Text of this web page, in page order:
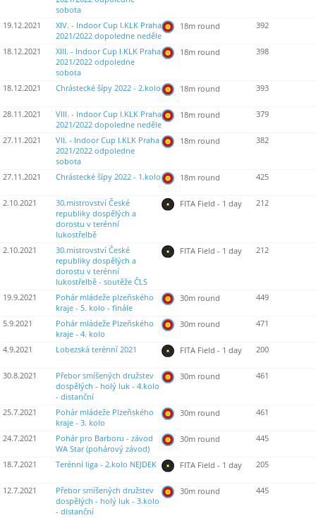
sobota
19.12.2021
XIV. - Indoor Cup I.KLK Praha
2021/2022 dopoledne neděle
18m round 392
18.12.2021
XIII. - Indoor Cup I.KLK Praha
2021/2022 odpoledne
sobota
18m round 398
18.12.2021 Chrástecké šípy 2022 - 2.kolo 18m round 393
28.11.2021
VIII. - Indoor Cup I.KLK Praha
2021/2022 dopoledne neděle
18m round 379
27.11.2021
VII. - Indoor Cup I.KLK Praha
2021/2022 odpoledne
sobota
18m round 382
27.11.2021 Chrástecké šípy 2022 - 1.kolo 18m round 425
2.10.2021
30.mistrovství České
republiky dospělých a
dorostu v terénní
lukostřelbě
FITA Field - 1 day 212
2.10.2021
30.mistrovství České
republiky dospělých a
dorostu v terénní
lukostřelbě - soutěže ČLS
FITA Field - 1 day 212
19.9.2021
Pohár mládeže plzeňského
kraje - 5. kolo - finále
30m round 449
5.9.2021
Pohár mládeže Plzeňského
kraje - 4. kolo
30m round 471
4.9.2021 Lobezská terénní 2021 FITA Field - 1 day 200
30.8.2021
Přebor smíšených družstev
dospělých - holý luk - 4.kolo
- distanční
30m round 461
25.7.2021
Pohár mládeže Plzeňského
kraje - 3. kolo
30m round 461
24.7.2021
Pohár pro Barboru - závod
WA Star (pohárový závod)
30m round 445
18.7.2021 Terénní liga - 2.kolo NEJDEK FITA Field - 1 day 205
12.7.2021
Přebor smíšených družstev
dospělých - holý luk - 3.kolo
- distanční
30m round 445